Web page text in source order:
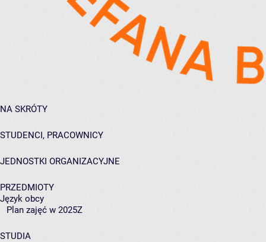
NA SKRÓTY
STUDENCI, PRACOWNICY
JEDNOSTKI ORGANIZACYJNE
PRZEDMIOTY
Język obcy
Plan zajęć w 2025Z
STUDIA